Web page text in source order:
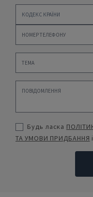
Будь ласка
ТА УМОВИ ПРИДБАННЯ і